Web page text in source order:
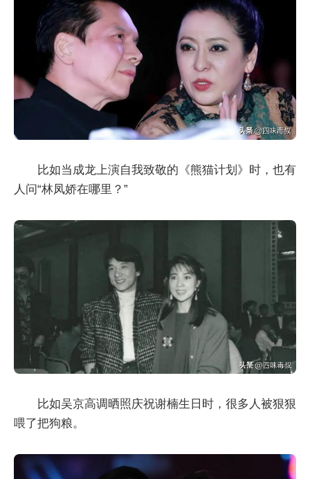
比如当成龙上演自我致敬的《熊猫计划》时，也有
人问“林凤娇在哪里？”
比如吴京高调晒照庆祝谢楠生日时，很多人被狠狠
喂了把狗粮。